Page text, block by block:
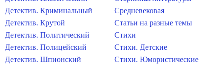
Детектив. Криминальный
Детектив. Крутой
Детектив. Политический
Детектив. Полицейский
Детектив. Шпионский
Средневековая
Статьи на разные темы
Стихи
Стихи. Детские
Стихи. Юмористические